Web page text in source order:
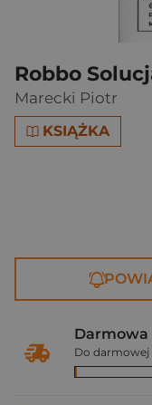
Robbo
Marecki Piotr
KSIĄŻKA
Darmowa
Do darmowej